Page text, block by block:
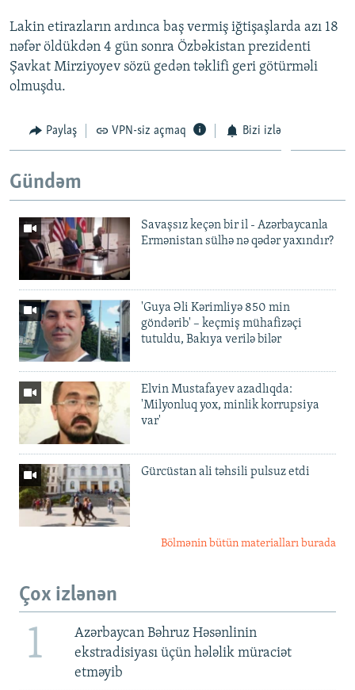
Lakin etirazların ardınca baş vermiş iğtişaşlarda azı 18
nəfər öldükdən 4 gün sonra Özbəkistan prezidenti
Şavkat Mirziyoyev sözü gedən təklifi geri götürməli
olmuşdu.
Paylaş VPN-siz açmaq Bizi izlə
Gündəm
Savaşsız keçən bir il - Azərbaycanla
Ermənistan sülhə nə qədər yaxındır?
'Guya Əli Kərimliyə 850 min
göndərib' – keçmiş mühafizəçi
tutuldu, Bakıya verilə bilər
Elvin Mustafayev azadlıqda:
'Milyonluq yox, minlik korrupsiya
var'
Gürcüstan ali təhsili pulsuz etdi
Bölmənin bütün materialları burada
Çox izlənən
1
Azərbaycan Bəhruz Həsənlinin
ekstradisiyası üçün hələlik müraciət
etməyib